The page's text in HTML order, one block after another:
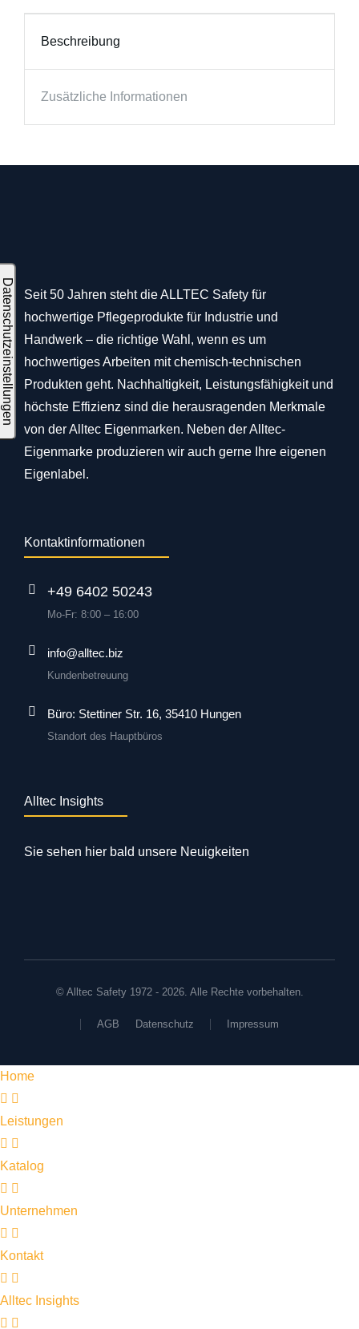
Beschreibung
Zusätzliche Informationen
Seit 50 Jahren steht die ALLTEC Safety für
hochwertige Pflegeprodukte für Industrie und
Handwerk – die richtige Wahl, wenn es um
hochwertiges Arbeiten mit chemisch-technischen
Produkten geht. Nachhaltigkeit, Leistungsfähigkeit und
höchste Effizienz sind die herausragenden Merkmale
von der Alltec Eigenmarken. Neben der Alltec-
Eigenmarke produzieren wir auch gerne Ihre eigenen
Eigenlabel.
Kontaktinformationen
+49 6402 50243
Mo-Fr: 8:00 – 16:00
info@alltec.biz
Kundenbetreuung
Büro: Stettiner Str. 16, 35410 Hungen
Standort des Hauptbüros
Alltec Insights
Sie sehen hier bald unsere Neuigkeiten
© Alltec Safety 1972 - 2026. Alle Rechte vorbehalten.
AGB Datenschutz Impressum
Home
Leistungen
Katalog
Unternehmen
Kontakt
Alltec Insights